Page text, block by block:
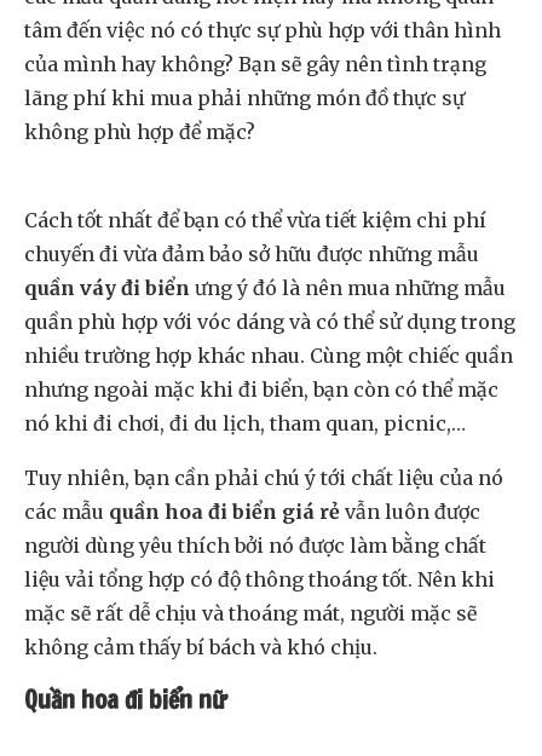
tâm đến việc nó có thực sự phù hợp với thân hình
của mình hay không? Bạn sẽ gây nên tình trạng
lãng phí khi mua phải những món đồ thực sự
không phù hợp để mặc?
Cách tốt nhất để bạn có thể vừa tiết kiệm chi phí
chuyến đi vừa đảm bảo sở hữu được những mẫu
quần váy đi biển ưng ý đó là nên mua những mẫu
quần phù hợp với vóc dáng và có thể sử dụng trong
nhiều trường hợp khác nhau. Cùng một chiếc quần
nhưng ngoài mặc khi đi biển, bạn còn có thể mặc
nó khi đi chơi, đi du lịch, tham quan, picnic,…
Tuy nhiên, bạn cần phải chú ý tới chất liệu của nó
các mẫu quần hoa đi biển giá rẻ vẫn luôn được
người dùng yêu thích bởi nó được làm bằng chất
liệu vải tổng hợp có độ thông thoáng tốt. Nên khi
mặc sẽ rất dễ chịu và thoáng mát, người mặc sẽ
không cảm thấy bí bách và khó chịu.
Quần hoa đi biển nữ